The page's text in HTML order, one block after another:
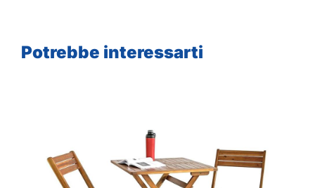
Potrebbe interessarti